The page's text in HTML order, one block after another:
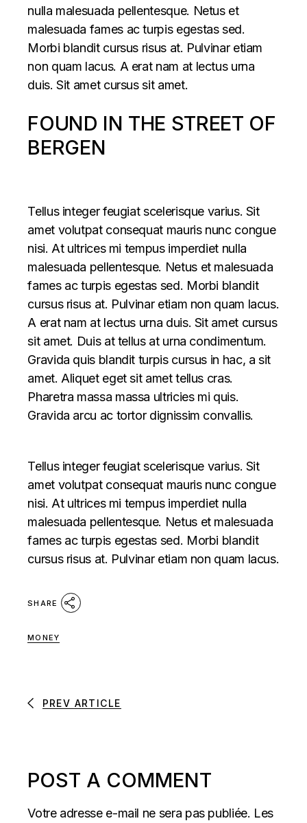
nulla malesuada pellentesque. Netus et
malesuada fames ac turpis egestas sed.
Morbi blandit cursus risus at. Pulvinar etiam
non quam lacus. A erat nam at lectus urna
duis. Sit amet cursus sit amet.
FOUND IN THE STREET OF
BERGEN
Tellus integer feugiat scelerisque varius. Sit
amet volutpat consequat mauris nunc congue
nisi. At ultrices mi tempus imperdiet nulla
malesuada pellentesque. Netus et malesuada
fames ac turpis egestas sed. Morbi blandit
cursus risus at. Pulvinar etiam non quam lacus.
A erat nam at lectus urna duis. Sit amet cursus
sit amet. Duis at tellus at urna condimentum.
Gravida quis blandit turpis cursus in hac, a sit
amet. Aliquet eget sit amet tellus cras.
Pharetra massa massa ultricies mi quis.
Gravida arcu ac tortor dignissim convallis.
Tellus integer feugiat scelerisque varius. Sit
amet volutpat consequat mauris nunc congue
nisi. At ultrices mi tempus imperdiet nulla
malesuada pellentesque. Netus et malesuada
fames ac turpis egestas sed. Morbi blandit
cursus risus at. Pulvinar etiam non quam lacus.
SHARE
MONEY
PREV ARTICLE
POST A COMMENT
Votre adresse e-mail ne sera pas publiée. Les